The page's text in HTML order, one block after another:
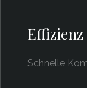
Effizienz
Schnelle